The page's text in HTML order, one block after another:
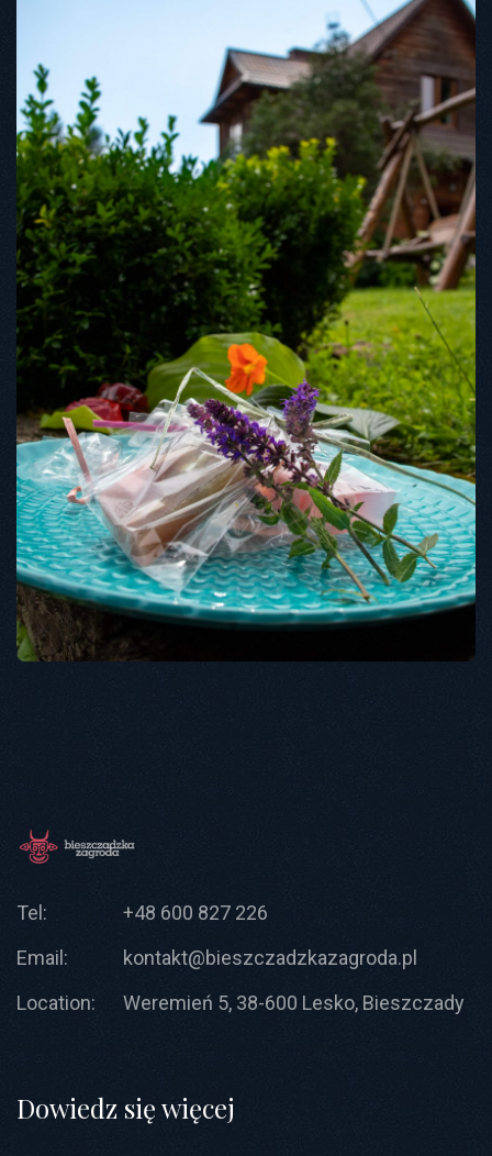
Tel:
+48 600 827 226
Email:
kontakt@bieszczadzkazagroda.pl
Location:
Weremień 5, 38-600 Lesko, Bieszczady
Dowiedz się więcej